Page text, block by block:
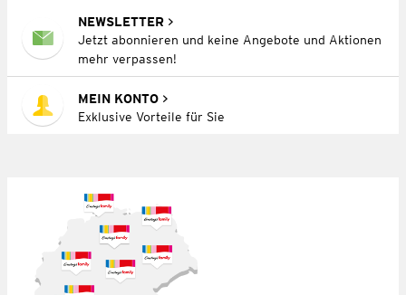
NEWSLETTER
Jetzt abonnieren und keine Angebote und Aktionen
mehr verpassen!
MEIN KONTO
Exklusive Vorteile für Sie